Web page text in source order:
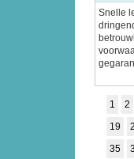
Snelle
1 2
19
35